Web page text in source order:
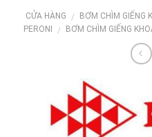
CỬA HÀNG / BƠM CHÌM GIẾNG
PERONI
/ BƠM CHÌM GIẾNG